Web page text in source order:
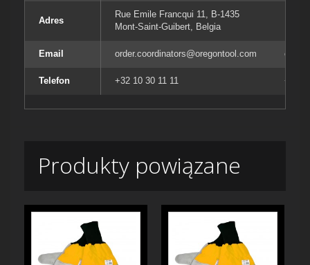
Adres
Rue Emile Francqui 11, B-1435
Mont-Saint-Guibert, Belgia
Email order.coordinators@oregontool.com
Telefon +32 10 30 11 11 +32
Produkty powiązane